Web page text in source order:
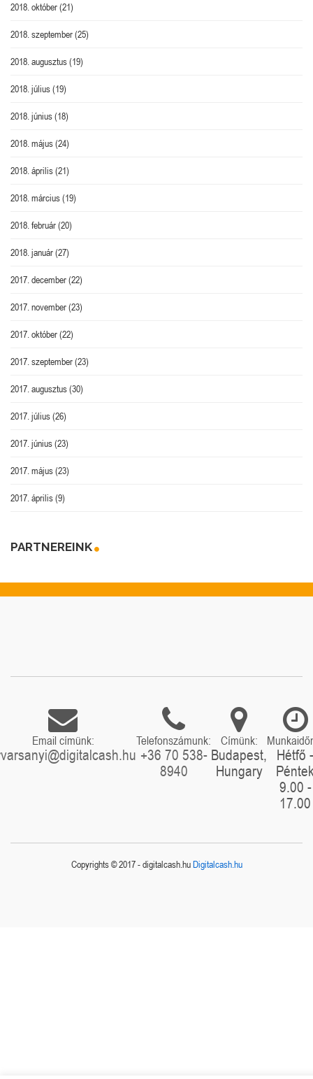
2018. október(21)
2018. szeptember(25)
2018. augusztus(19)
2018. július(19)
2018. június(18)
2018. május(24)
2018. április(21)
2018. március(19)
2018. február(20)
2018. január(27)
2017. december(22)
2017. november(23)
2017. október(22)
2017. szeptember(23)
2017. augusztus(30)
2017. július(26)
2017. június(23)
2017. május(23)
2017. április(9)
PARTNEREINK
Email címünk: Telefonszámunk:
+36 70 538-
8940
Címünk:
Budapest,
Hungary
Hétfő -
9.00 -
17.00
Copyrights © 2017 - digitalcash.huDigitalcash.hu